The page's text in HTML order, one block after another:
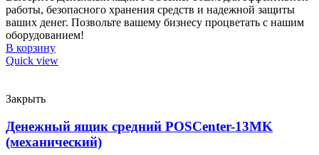
работы, безопасного хранения средств и надежной защиты
ваших денег. Позвольте вашему бизнесу процветать с нашим
оборудованием!
В корзину
Quick view
Закрыть
Денежный ящик средний POSCenter-13MK
(механический)